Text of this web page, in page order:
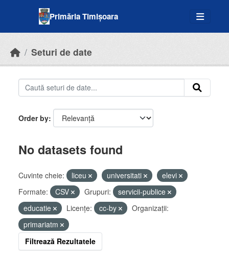
Primăria Timișoara
Seturi de date
Order by
No datasets found
Cuvinte cheie: liceu universitati
elevi
Formate:
CSV Grupuri:
servicii-publice
educatie
Licenţe: cc-by
Organizații:
primariatm
Filtrează Rezultatele